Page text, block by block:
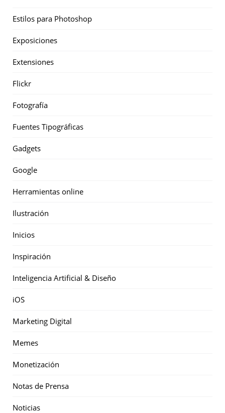
Estilos para Photoshop
Exposiciones
Extensiones
Flickr
Fotografía
Fuentes Tipográficas
Gadgets
Google
Herramientas online
Ilustración
Inicios
Inspiración
Inteligencia Artificial & Diseño
iOS
Marketing Digital
Memes
Monetización
Notas de Prensa
Noticias